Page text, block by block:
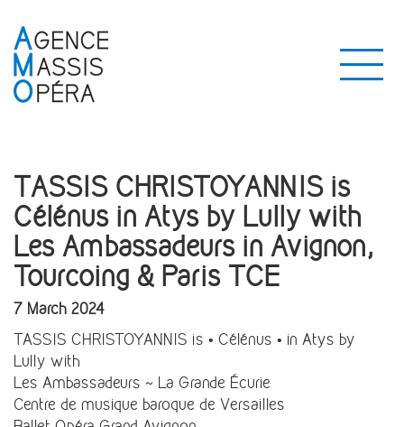
TASSIS CHRISTOYANNIS is
Célénus in Atys by Lully with
Les Ambassadeurs in Avignon,
Tourcoing & Paris TCE
7 March 2024
TASSIS CHRISTOYANNIS is • Célénus • in Atys by
Lully with
Les Ambassadeurs ~ La Grande Écurie
Centre de musique baroque de Versailles